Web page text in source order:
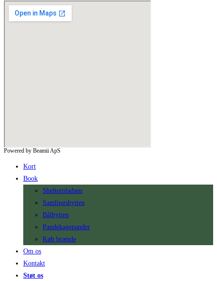
Powered by Beamii ApS
Kort
Book
Shelterpladsen
Samlingshytten
Bålhytten
Pandekagepander
Køb brænde
Om os
Kontakt
Støt os